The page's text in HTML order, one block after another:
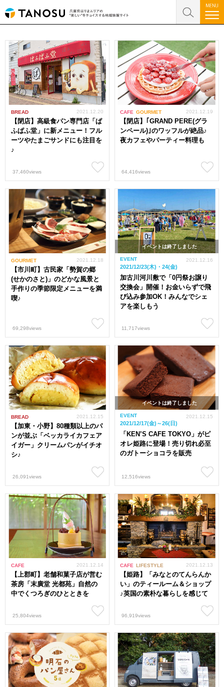
BREAD
【閉店】高級食パン専門店「ぱ
ふぱふ堂」に新メニュー！フル
ーツやたまごサンドにも注目を
♪
2021.12.20
37,460views
CAFE GOURMET
【閉店】｢GRAND PERE(グラ
ンペール)｣のワッフルが絶品♪
夜カフェやパーティー料理も
2021.12.19
64,416views
GOURMET
【市川町】古民家「勢賀の郷
(せかのさと)」のどかな風景と
手作りの季節限定メニューを満
喫♪
2021.12.18
69,298views
イベントは終了しました
EVENT
2021/12/23(木)・24(金)
加古川河川敷で「0円祭お譲り
交換会」開催！お金いらずで飛
び込み参加OK！みんなでシェ
アを楽しもう
2021.12.16
11,717views
BREAD
【加東・小野】80種類以上のパ
ンが並ぶ「ベッカライカフェア
イガー」クリームパンがイチオ
シ♪
2021.12.15
26,091views
イベントは終了しました
EVENT
2021/12/17(金)～26(日)
「KEN’S CAFE TOKYO」がピ
オレ姫路に登場！売り切れ必至
のガトーショコラを販売
2021.12.15
12,516views
CAFE
【上郡町】老舗和菓子店が営む
茶房「末廣堂 光都苑」自然の
中でくつろぎのひとときを
2021.12.14
25,804views
CAFE LIFESTYLE
【姫路】「みなとのてんらんか
い」のティールーム＆ショップ
♪英国の素朴な暮らしを感じて
2021.12.13
96,919views